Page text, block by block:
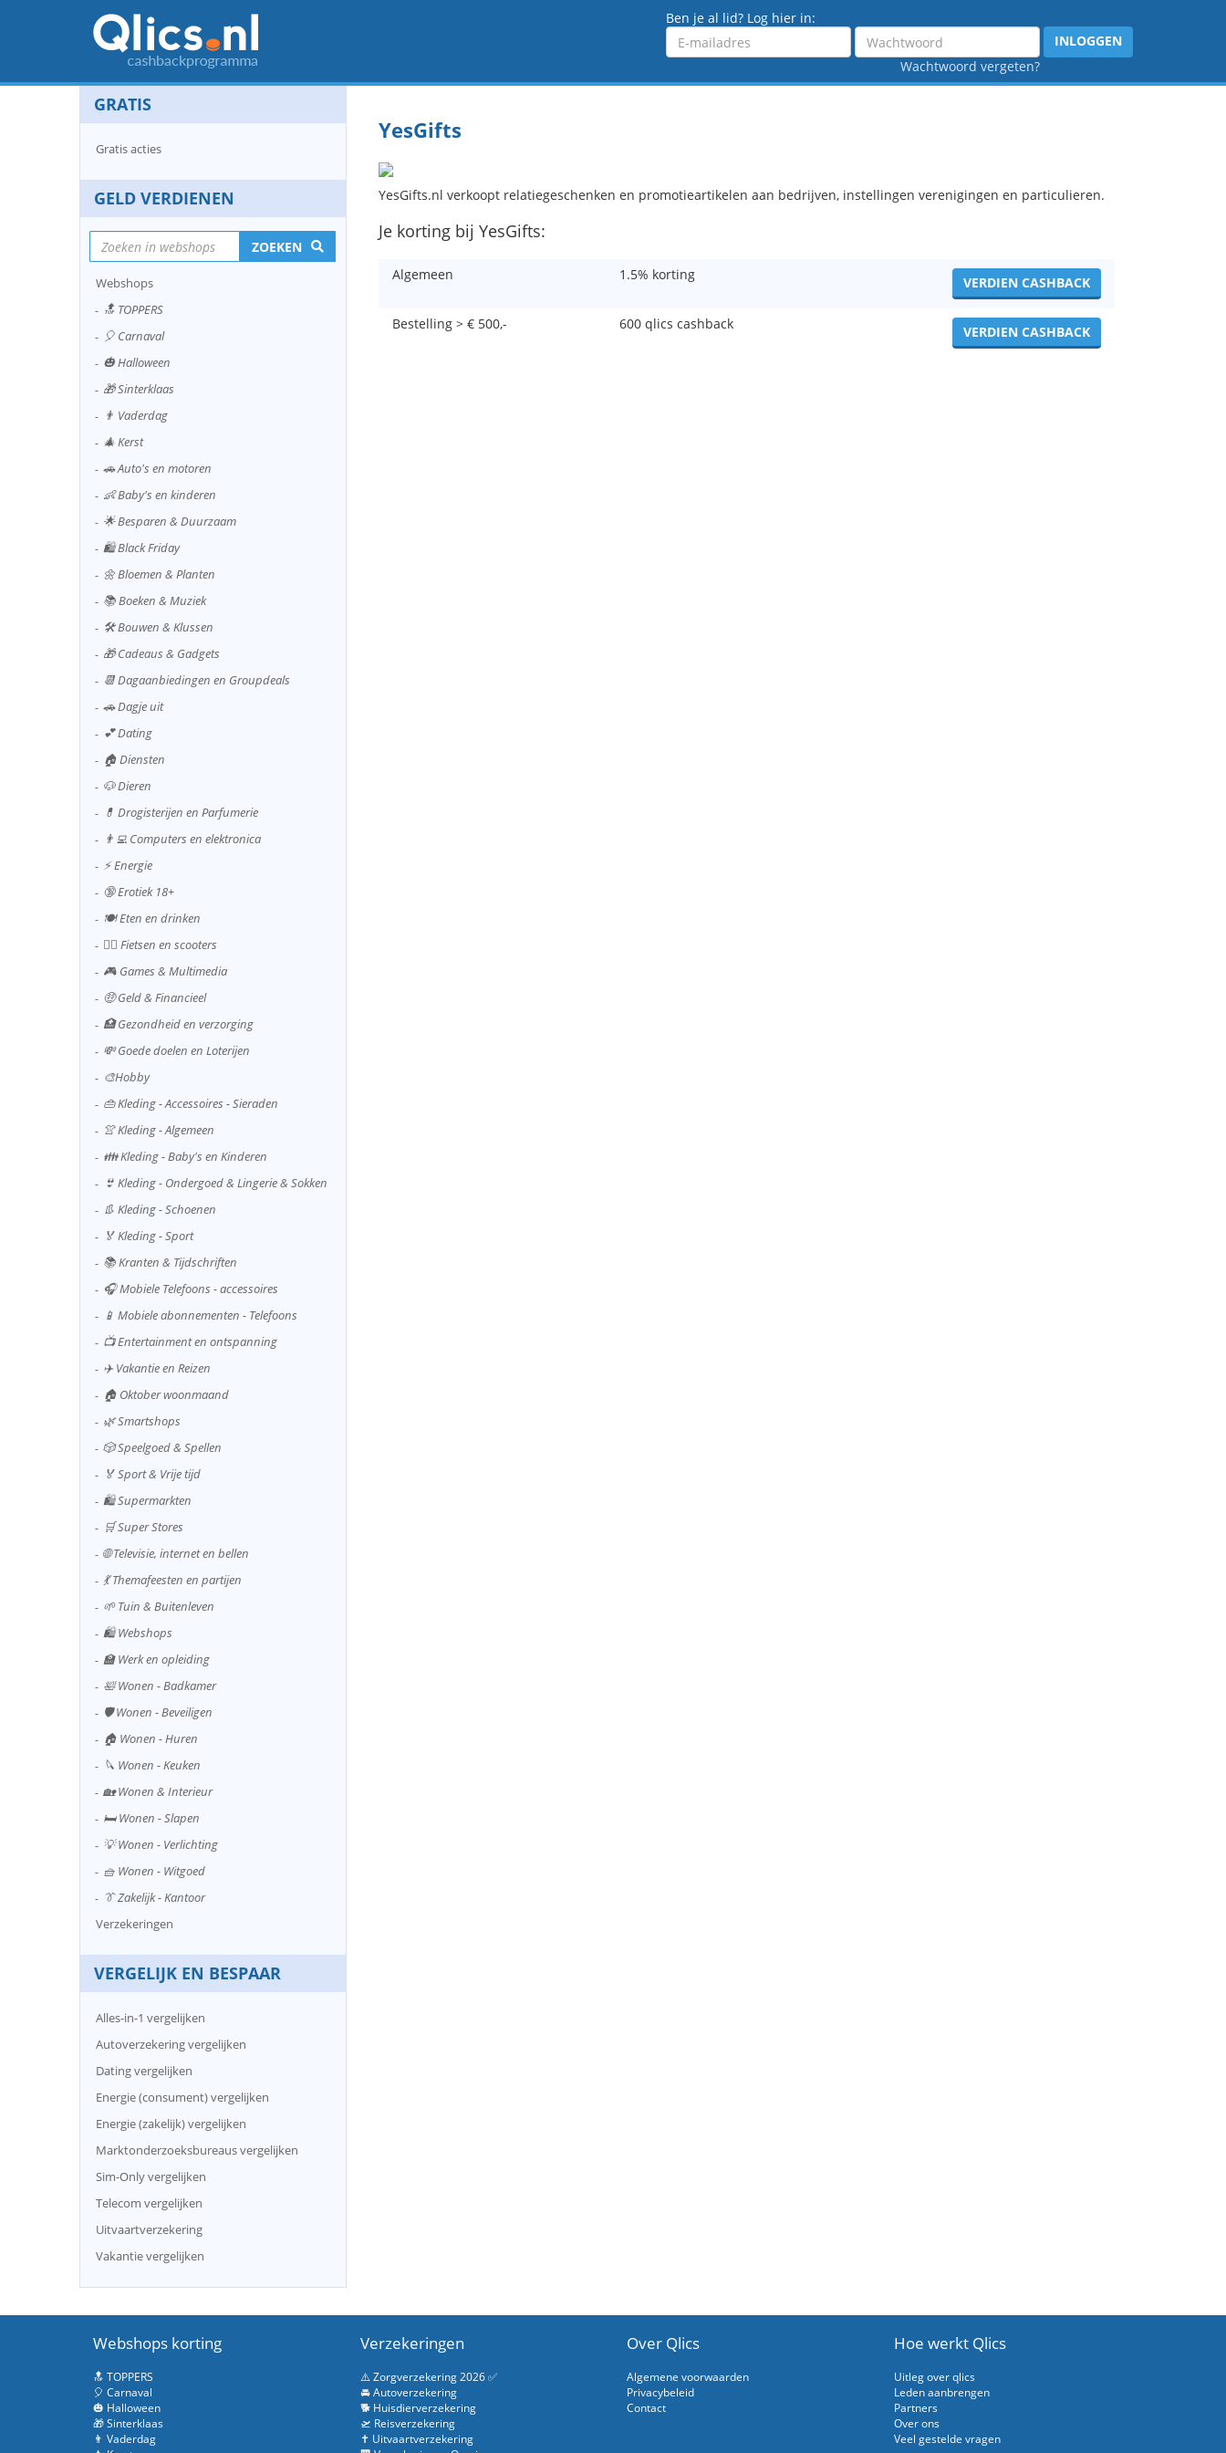
Ben je al lid? Log hier in:
Emailadres
Wachtwoord
Wachtwoord vergeten?
INLOGGEN
YesGifts
YesGifts.nl verkoopt relatiegeschenken en promotieartikelen aan bedrijven, instellingen verenigingen en particulieren.
Je korting bij YesGifts:
Algemeen 1.5% korting VERDIEN CASHBACK
Bestelling > € 500,- 600 qlics cashback VERDIEN CASHBACK
GRATIS
Gratis acties
GELD VERDIENEN
ZOEKEN
Webshops
🔝 TOPPERS
🎈 Carnaval
🎃 Halloween
🎁 Sinterklaas
👨 Vaderdag
🎄 Kerst
🚗 Auto's en motoren
👶 Baby's en kinderen
🌟 Besparen & Duurzaam
🛍️ Black Friday
🌼 Bloemen & Planten
📚 Boeken & Muziek
🛠️ Bouwen & Klussen
🎁 Cadeaus & Gadgets
📆 Dagaanbiedingen en Groupdeals
🚗 Dagje uit
💕 Dating
🏠 Diensten
🐶 Dieren
💊 Drogisterijen en Parfumerie
👨‍💻 Computers en elektronica
⚡ Energie
🔞 Erotiek 18+
🍽️ Eten en drinken
🚴‍♂️ Fietsen en scooters
🎮 Games & Multimedia
🤑 Geld & Financieel
🏥 Gezondheid en verzorging
💸 Goede doelen en Loterijen
🎨Hobby
👜 Kleding - Accessoires - Sieraden
👚 Kleding - Algemeen
👪 Kleding - Baby's en Kinderen
👙 Kleding - Ondergoed & Lingerie & Sokken
👢 Kleding - Schoenen
🏅 Kleding - Sport
📚 Kranten & Tijdschriften
🎧 Mobiele Telefoons - accessoires
📱 Mobiele abonnementen - Telefoons
📺 Entertainment en ontspanning
✈️ Vakantie en Reizen
🏠 Oktober woonmaand
🌿 Smartshops
🎲 Speelgoed & Spellen
🏅 Sport & Vrije tijd
🛍️ Supermarkten
🛒 Super Stores
🌐 Televisie, internet en bellen
💃 Themafeesten en partijen
🌱 Tuin & Buitenleven
🛍️ Webshops
🏫 Werk en opleiding
🛀 Wonen - Badkamer
🛡️ Wonen - Beveiligen
🏠 Wonen - Huren
🔪 Wonen - Keuken
🏡 Wonen & Interieur
🛏️ Wonen - Slapen
💡 Wonen - Verlichting
🧺 Wonen - Witgoed
👔 Zakelijk - Kantoor
Verzekeringen
VERGELIJK EN BESPAAR
Alles-in-1 vergelijken
Autoverzekering vergelijken
Dating vergelijken
Energie (consument) vergelijken
Energie (zakelijk) vergelijken
Marktonderzoeksbureaus vergelijken
Sim-Only vergelijken
Telecom vergelijken
Uitvaartverzekering
Vakantie vergelijken
Webshops korting
🔝 TOPPERS
🎈 Carnaval
🎃 Halloween
🎁 Sinterklaas
👨 Vaderdag
Verzekeringen
⚠️ Zorgverzekering 2026 ✅
🚘 Autoverzekering
🐕 Huisdierverzekering
🛫 Reisverzekering
✝️ Uitvaartverzekering
Over Qlics
Algemene voorwaarden
Privacybeleid
Contact
Hoe werkt Qlics
Uitleg over qlics
Leden aanbrengen
Partners
Over ons
Veel gestelde vragen